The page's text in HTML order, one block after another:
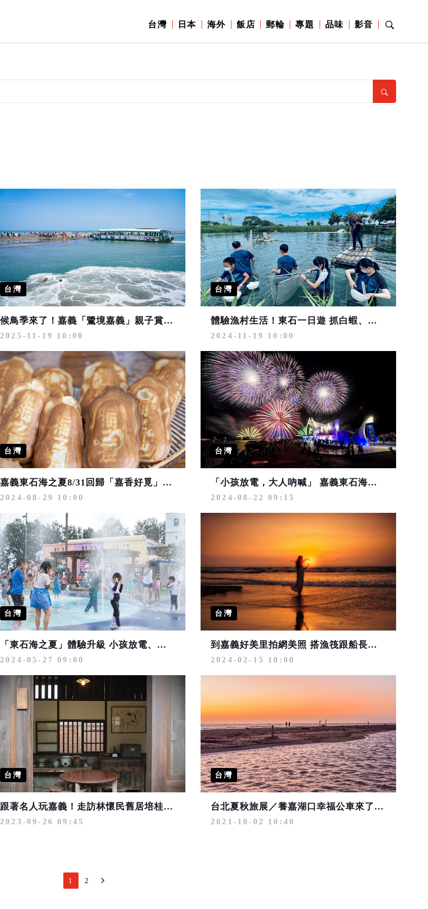
台灣 日本 海外 飯店 郵輪 專題 品味 影音
台灣
候鳥季來了！嘉義「鷺境嘉義」親子賞鳥活動 串聯在地景點護生態、玩創意
2025-11-19 10:00
台灣
體驗漁村生活！東石一日遊 抓白蝦、製作一夜干、品烤蚵
2024-11-19 10:00
台灣
嘉義東石海之夏8/31回歸「嘉香好覓」市集好吃又好玩
2024-08-29 10:00
台灣
「小孩放電，大人吶喊」 嘉義東石海之夏煙火8/31登場！
2024-08-22 09:15
台灣
「東石海之夏」體驗升級 小孩放電、大人吶喊的暑假好去處
2024-05-27 09:00
台灣
到嘉義好美里拍網美照 搭漁筏跟船長出海探險！
2024-02-15 10:00
台灣
跟著名人玩嘉義！走訪林懷民舊居培桂堂、沈玉琳故鄉小吃超級多
2023-09-26 09:45
台灣
台北夏秋旅展／養嘉湖口幸福公車來了 雲嘉南風管處推出超優惠套票
2021-10-02 10:40
1 2